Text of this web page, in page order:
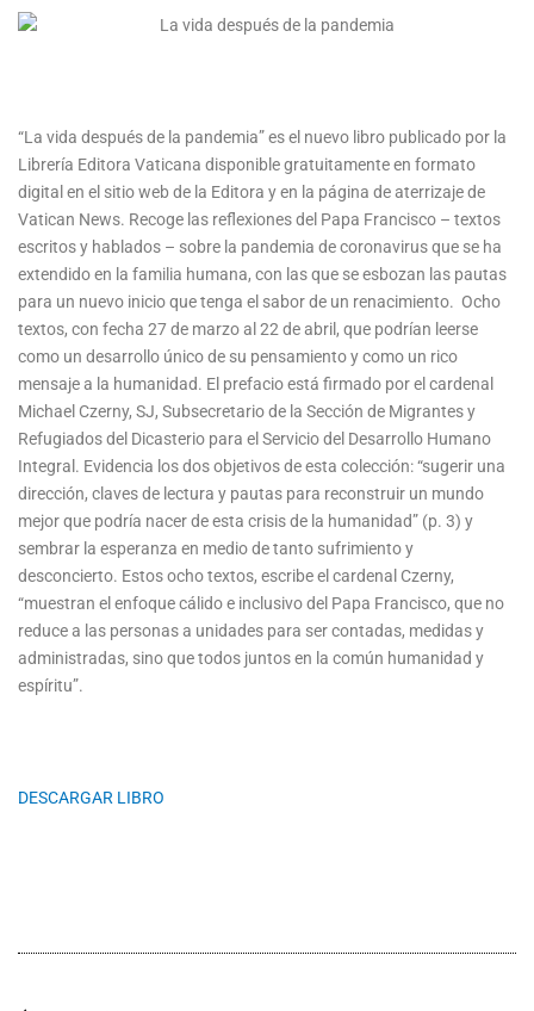
“La vida después de la pandemia” es el nuevo libro publicado por la
Librería Editora Vaticana disponible gratuitamente en formato
digital en el sitio web de la Editora y en la página de aterrizaje de
Vatican News. Recoge las reflexiones del Papa Francisco – textos
escritos y hablados – sobre la pandemia de coronavirus que se ha
extendido en la familia humana, con las que se esbozan las pautas
para un nuevo inicio que tenga el sabor de un renacimiento. Ocho
textos, con fecha 27 de marzo al 22 de abril, que podrían leerse
como un desarrollo único de su pensamiento y como un rico
mensaje a la humanidad. El prefacio está firmado por el cardenal
Michael Czerny, SJ, Subsecretario de la Sección de Migrantes y
Refugiados del Dicasterio para el Servicio del Desarrollo Humano
Integral. Evidencia los dos objetivos de esta colección: “sugerir una
dirección, claves de lectura y pautas para reconstruir un mundo
mejor que podría nacer de esta crisis de la humanidad” (p. 3) y
sembrar la esperanza en medio de tanto sufrimiento y
desconcierto. Estos ocho textos, escribe el cardenal Czerny,
“muestran el enfoque cálido e inclusivo del Papa Francisco, que no
reduce a las personas a unidades para ser contadas, medidas y
administradas, sino que todos juntos en la común humanidad y
espíritu”.
DESCARGAR LIBRO